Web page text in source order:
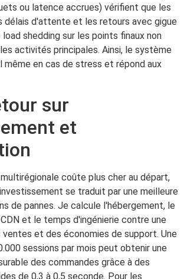
ou latence accrues) vérifient que les
délais d'attente et les retours avec gigue
shedding sur les points finaux non
activités principales. Ainsi, le système
même en cas de stress et répond aux
sur
et
coûte plus cher au départ,
se traduit par une meilleure
de pannes. Je calcule l'hébergement, le
et le temps d'ingénierie contre une
et des économies de support. Une
sessions par mois peut obtenir une
des commandes grâce à des
de 0,3 à 0,5 seconde. Pour les